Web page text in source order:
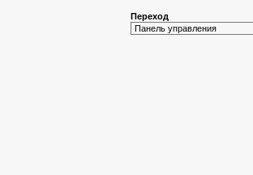
Переход